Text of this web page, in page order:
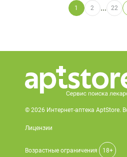
1 2 ... 22
© 2026 Интернет-аптека AptStore.
Лицензии
Возрастные ограничения 18+